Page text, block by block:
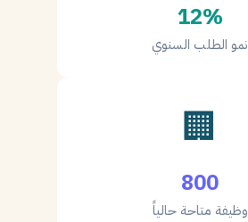
12%
نمو الطلب السنوي
🏢
800
وظيفة متاحة حالياً